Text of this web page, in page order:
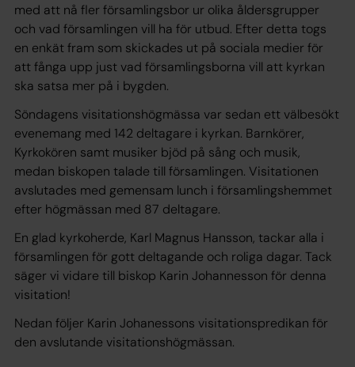
med att nå fler församlingsbor ur olika åldersgrupper
och vad församlingen vill ha för utbud. Efter detta togs
en enkät fram som skickades ut på sociala medier för
att fånga upp just vad församlingsborna vill att kyrkan
ska satsa mer på i bygden.
Söndagens visitationshögmässa var sedan ett välbesökt
evenemang med 142 deltagare i kyrkan. Barnkörer,
Kyrkokören samt musiker bjöd på sång och musik,
medan biskopen talade till församlingen. Visitationen
avslutades med gemensam lunch i församlingshemmet
efter högmässan med 87 deltagare.
En glad kyrkoherde, Karl Magnus Hansson, tackar alla i
församlingen för gott deltagande och roliga dagar. Tack
säger vi vidare till biskop Karin Johannesson för denna
visitation!
Nedan följer Karin Johanessons visitationspredikan för
den avslutande visitationshögmässan.